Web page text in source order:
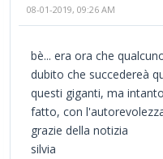
08-01-2019, 09:26 AM
bè... era ora che
dubito che succedereà
questi giganti, ma
fatto, con
grazie della notizia
silvia